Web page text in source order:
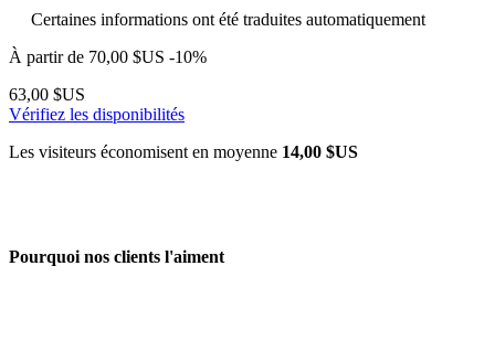
Certaines informations ont été traduites automatiquement
À partir de 70,00 $US -10%
63,00 $US
Vérifiez les disponibilités
Les visiteurs économisent en moyenne 14,00 $US
Pourquoi nos clients l'aiment